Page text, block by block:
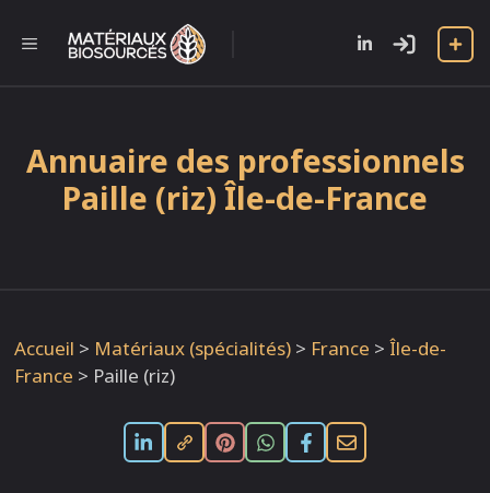
contenu
MENU
Annuaire des professionnels
Paille (riz) Île-de-France
Accueil > Matériaux (spécialités) > France > Île-de-
France > Paille (riz)